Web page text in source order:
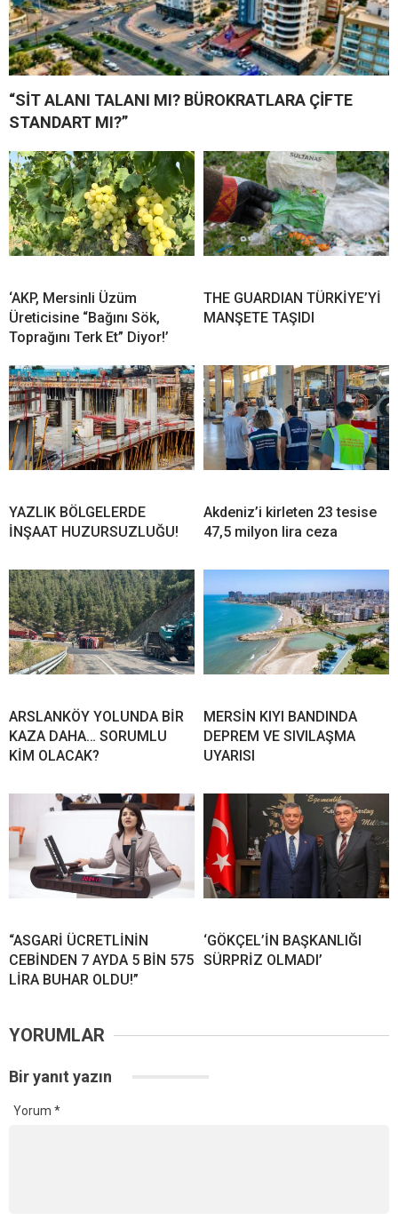
“SİT ALANI TALANI MI? BÜROKRATLARA ÇİFTE
STANDART MI?”
‘AKP, Mersinli Üzüm
Üreticisine “Bağını Sök,
Toprağını Terk Et” Diyor!’
THE GUARDIAN TÜRKİYE’Yİ
MANŞETE TAŞIDI
YAZLIK BÖLGELERDE
İNŞAAT HUZURSUZLUĞU!
Akdeniz’i kirleten 23 tesise
47,5 milyon lira ceza
ARSLANKÖY YOLUNDA BİR
KAZA DAHA… SORUMLU
KİM OLACAK?
MERSİN KIYI BANDINDA
DEPREM VE SIVILAŞMA
UYARISI
“ASGARİ ÜCRETLİNİN
CEBİNDEN 7 AYDA 5 BİN 575
LİRA BUHAR OLDU!”
‘GÖKÇEL’İN BAŞKANLIĞI
SÜRPRİZ OLMADI’
YORUMLAR
Bir yanıt yazın
Yorum *